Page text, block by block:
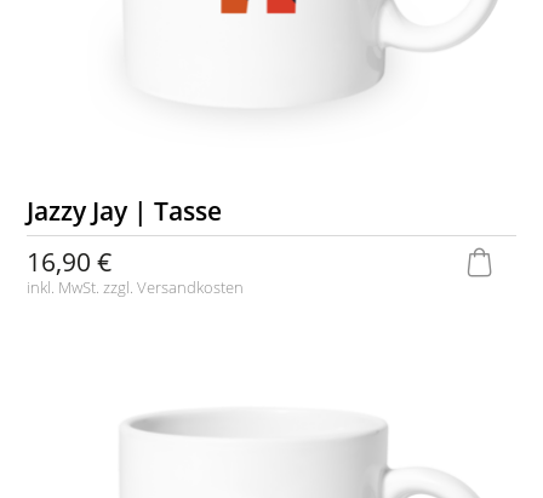
Jazzy Jay | Tasse
16,90 €
inkl. MwSt. zzgl.Versandkosten